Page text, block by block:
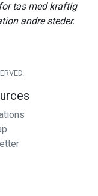
tas med kraftig
andre steder.